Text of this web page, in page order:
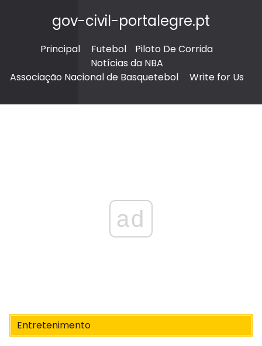
gov-civil-portalegre.pt
Principal Futebol
Piloto De Corrida
Notícias da NBA
Associação Nacional de Basquetebol
Write for Us
ad
Entretenimento